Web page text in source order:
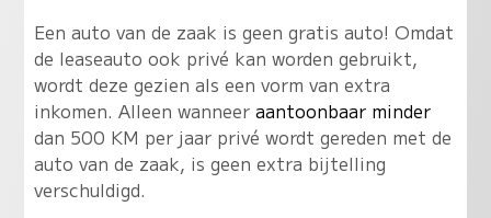
Een auto van de zaak is geen gratis auto! Omdat
de leaseauto ook privé kan worden gebruikt,
wordt deze gezien als een vorm van extra
inkomen. Alleen wanneer aantoonbaar minder
dan 500 KM per jaar privé wordt gereden met de
auto van de zaak, is geen extra bijtelling
verschuldigd.